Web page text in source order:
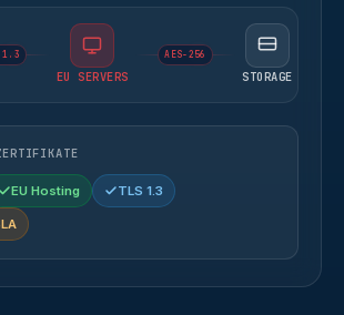
1.3
EU SERVERS
AES-256
STORAGE
EU Hosting TLS 1.3